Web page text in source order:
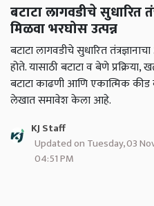
बटाटा लागवडीचे सुधारित
मिळवा भरघोस उत्पन्न
बटाटा लागवडीचे सुधारित
होते. यासाठी बटाटा व बेणे
बटाटा काढणी आणि एकात्मिक कीड व
लेखात समावेश केला आहे.
KJ Staff
Updated on Tuesday, 03
04:51 PM